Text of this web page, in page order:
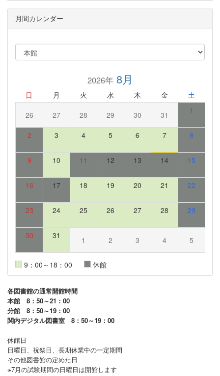
月間カレンダー
2026年8月
日 月 火 水 木 金 土
26 27 28 29 30 31 1
2 3 4 5 6 7 8
9 10 11 12 13 14 15
16 17 18 19 20 21 22
23 24 25 26 27 28 29
30 31 1 2 3 4 5
9：00～18：00 休館
各図書館の通常開館時間
本館 8：50～21：00
分館 8：50～19：00
関内デジタル図書室 8：50～19：00
休館日
日曜日、祝祭日、長期休業中の一定期間
その他図書館の定めた日
※7月の試験期間の日曜日は開館します